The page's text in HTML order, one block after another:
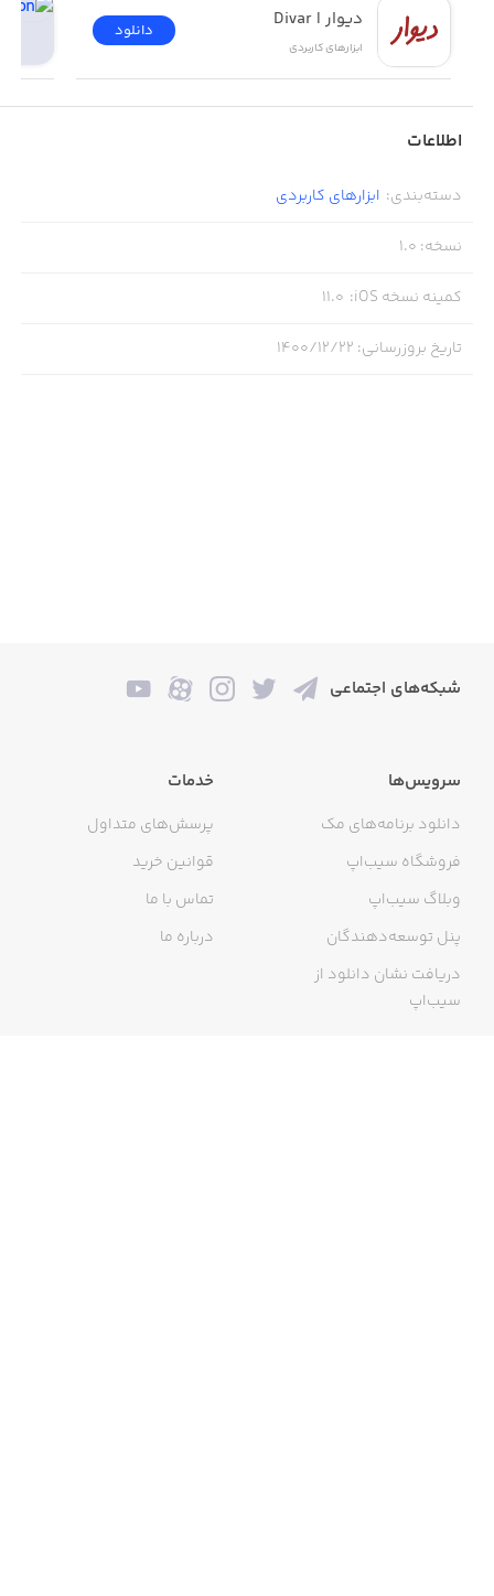
دیوار | Divar
ابزار‌های کاربردی
دانلود
اطلاعات
دسته‌بندی: ابزار‌های کاربردی
نسخه:
1.0
کمینه نسخه iOS :
11.0
تاریخ بروزرسانی: ۱۴۰۰/۱۲/۲۲
شبکه‌های اجتماعی
سرویس‌ها
دانلود برنامه‌های مک
فروشگاه سیب‌اپ
وبلاگ سیب‌اپ
پنل توسعه‌دهندگان
دریافت نشان دانلود از
سیب‌اپ
خدمات
پرسش‌های متداول
قوانین خرید
تماس با ما
درباره ما